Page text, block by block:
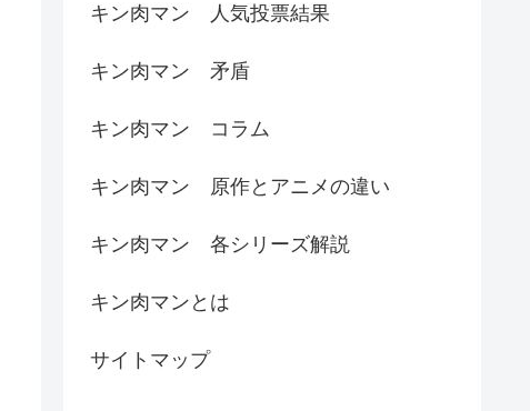
キン肉マン 人気投票結果
キン肉マン 矛盾
キン肉マン コラム
キン肉マン 原作とアニメの違い
キン肉マン 各シリーズ解説
キン肉マンとは
サイトマップ